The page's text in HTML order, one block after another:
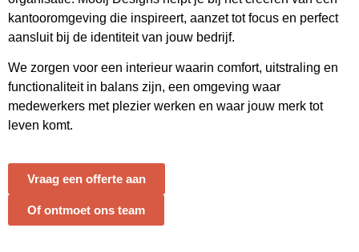
kantooromgeving die inspireert, aanzet tot focus en perfect
aansluit bij de identiteit van jouw bedrijf.
We zorgen voor een interieur waarin comfort, uitstraling en
functionaliteit in balans zijn, een omgeving waar
medewerkers met plezier werken en waar jouw merk tot
leven komt.
Vraag een offerte aan
Of ontmoet ons team